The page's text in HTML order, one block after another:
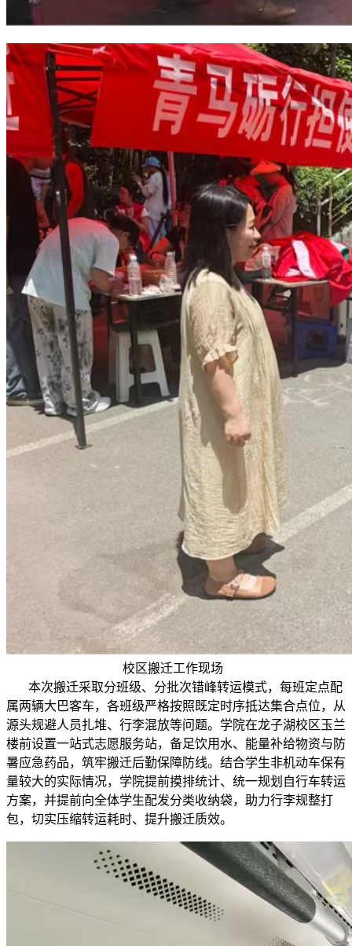
校区搬迁工作现场
本次搬迁采取分班级、分批次错峰转运模式，每班定点配
属两辆大巴客车，各班级严格按照既定时序抵达集合点位，从
源头规避人员扎堆、行李混放等问题。学院在龙子湖校区玉兰
楼前设置一站式志愿服务站，备足饮用水、能量补给物资与防
暑应急药品，筑牢搬迁后勤保障防线。结合学生非机动车保有
量较大的实际情况，学院提前摸排统计、统一规划自行车转运
方案，并提前向全体学生配发分类收纳袋，助力行李规整打
包，切实压缩转运耗时、提升搬迁质效。